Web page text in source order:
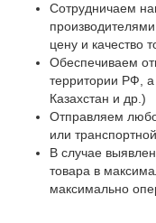
Сотрудничаем
цену и качество
Обеспечиваем
территории РФ, а
Казахстан и др.)
Отправляем
или
В случае
товара в
максимально